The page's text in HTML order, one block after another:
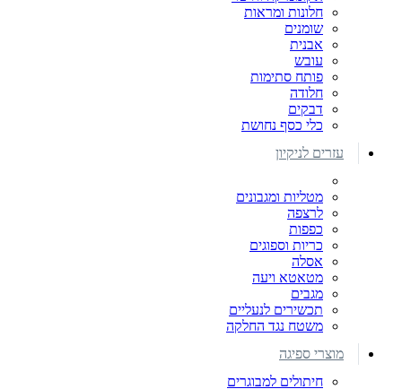
חלונות ומראות
שומנים
אבנית
עובש
פותח סתימות
חלודה
דבקים
כלי כסף נחושת
עזרים לניקיון
מטליות ומגבונים
לרצפה
כפפות
כריות וספוגים
אסלה
מטאטא ויעה
מגבים
תכשירים לנעליים
משטח נגד החלקה
מוצרי ספיגה
חיתולים למבוגרים